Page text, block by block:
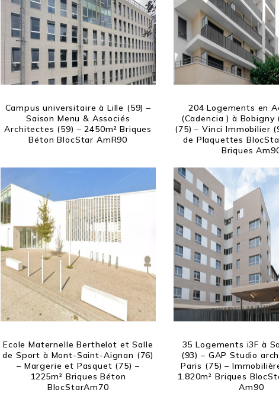
Campus universitaire à Lille (59) –
Saison Menu & Associés
Architectes (59) – 2450m² Briques
Béton BlocStar AmR90
204 Logements en
(Cadencia ) à Bobigny
(75) – Vinci Immobilier
de Plaquettes
Briques
Ecole Maternelle Berthelot et Salle
de Sport à Mont-Saint-Aignan (76)
– Margerie et Pasquet (75) –
1225m² Briques Béton
BlocStarAm70
35 Logements i3F à
(93) – GAP Studio
Paris (75) –
1.820m² Briques
Am90